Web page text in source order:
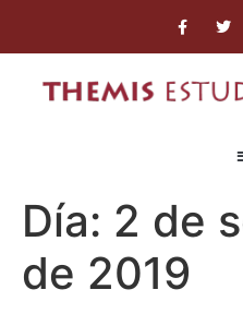
Día: 2 de
de 2019